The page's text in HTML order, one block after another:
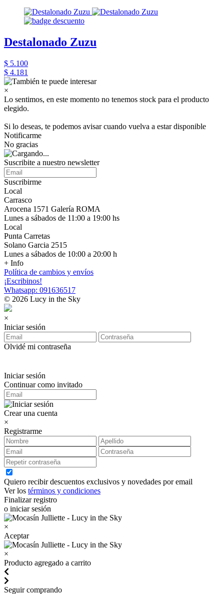
Destalonado Zuzu
$ 5.100
$ 4.181
×
Lo sentimos, en este momento no tenemos stock para el producto
elegido.
Si lo deseas, te podemos avisar cuando vuelva a estar disponible
Notificarme
No gracias
Suscribite a nuestro newsletter
Suscribirme
Local
Carrasco
Arocena 1571 Galería ROMA
Lunes a sábados de 11:00 a 19:00 hs
Local
Punta Carretas
Solano Garcia 2515
Lunes a sábados de 10:00 a 20:00 h
+ Info
Política de cambios y envíos
¡Escribinos!
Whatsapp: 091636517
© 2026 Lucy in the Sky
×
Iniciar sesión
Olvidé mi contraseña
Iniciar sesión
Continuar como invitado
Crear una cuenta
×
Registrarme
Quiero recibir descuentos exclusivos y novedades por email
Ver los términos y condiciones
Finalizar registro
o iniciar sesión
×
Aceptar
×
Producto agregado a carrito
Seguir comprando